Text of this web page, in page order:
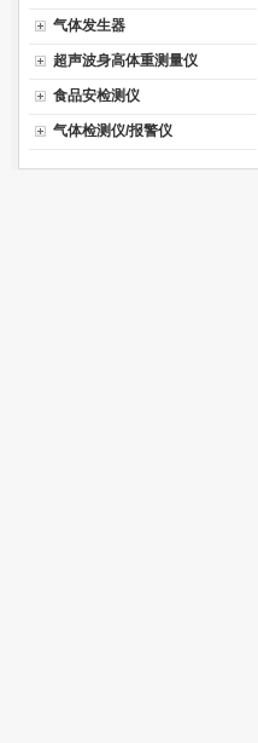
气体发生器
超声波身高体重测量仪
食品安检测仪
气体检测仪/报警仪